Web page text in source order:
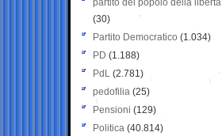
partito del popolo della libertà
(30)
Partito Democratico (1.034)
PD (1.188)
PdL (2.781)
pedofilia (25)
Pensioni (129)
Politica (40.814)